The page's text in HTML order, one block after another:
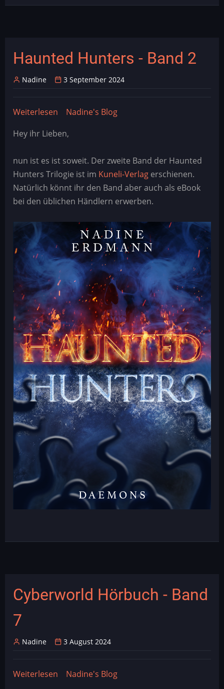
Haunted Hunters - Band 2
Nadine 3 September 2024
Weiterlesen über
Hunters
Band
2
Nadine's Blog
Hey ihr Lieben,
nun ist es ist soweit. Der zweite Band der Haunted
Hunters Trilogie ist im Kuneli-Verlag erschienen.
Natürlich könnt ihr den Band aber auch als eBook
bei den üblichen Händlern erwerben.
Cyberworld Hörbuch - Band
7
Nadine 3 August 2024
Weiterlesen über
Nadine's Blog